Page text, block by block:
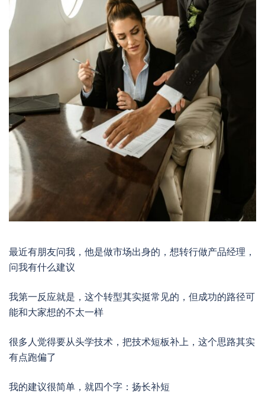
最近有朋友问我，他是做市场出身的，想转行做产品经理，
问我有什么建议
我第一反应就是，这个转型其实挺常见的，但成功的路径可
能和大家想的不太一样
很多人觉得要从头学技术，把技术短板补上，这个思路其实
有点跑偏了
我的建议很简单，就四个字：扬长补短